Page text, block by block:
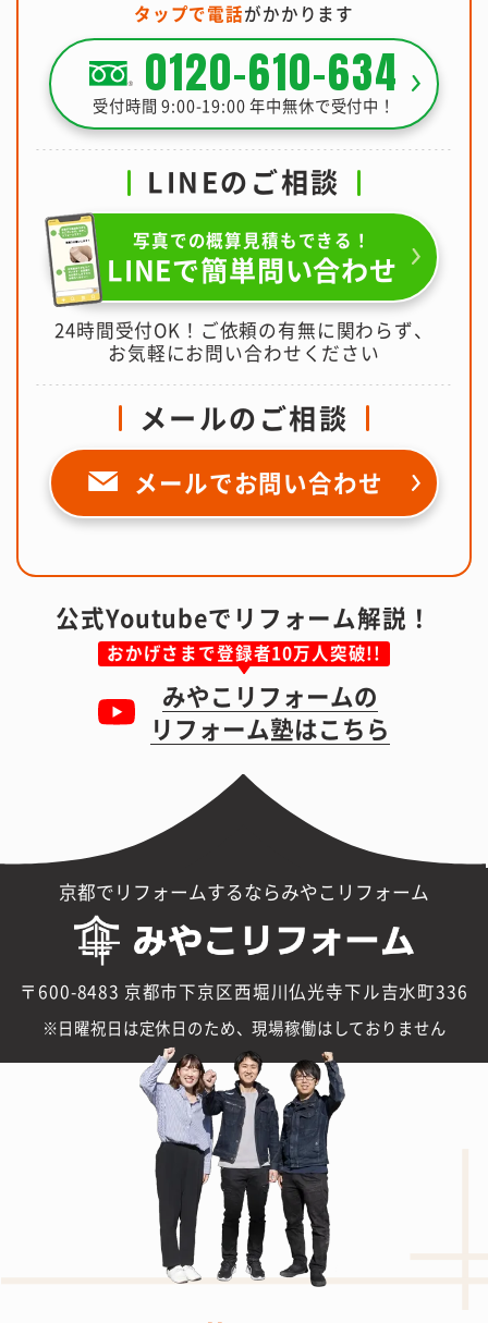
タップで電話がかかります
0120-610-634
受付時間 9:00-19:00 年中無休で受付中！
LINEのご相談
写真での概算見積もできる！
LINEで簡単問い合わせ
24時間受付OK！ご依頼の有無に関わらず、
お気軽にお問い合わせください
メールのご相談
メールでお問い合わせ
公式Youtubeでリフォーム解説！
おかげさまで登録者10万人突破!!
みやこリフォームの
リフォーム塾はこちら
京都でリフォームするならみやこリフォーム
〒600-8483 京都市下京区西堀川仏光寺下ル吉水町336
日曜祝日は定休日のため、現場稼働はしておりません